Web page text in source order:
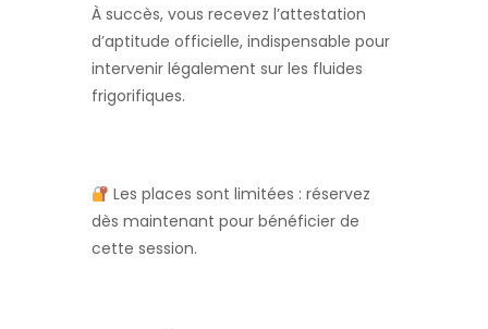
À succès, vous recevez l’attestation
d’aptitude officielle, indispensable pour
intervenir légalement sur les fluides
frigorifiques.
Les places sont limitées : réservez
dès maintenant pour bénéficier de
cette session.